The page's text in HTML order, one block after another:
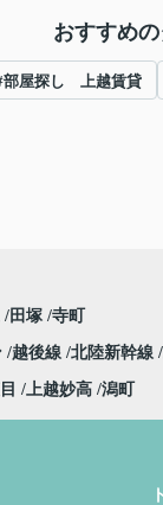
おすすめ
部屋探し 上越賃貸
田塚 寺町
越後線 北陸新幹線
上越妙高 潟町